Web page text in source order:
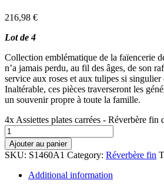
216,98 €
Lot de 4
Collection emblématique de la faïencerie
n’a jamais perdu, au fil des âges, de son
service aux roses et aux tulipes si singulier
Inaltérable, ces pièces traverseront les
un souvenir propre à toute la famille.
4x Assiettes plates carrées - Réverbère fin
Ajouter au panier
SKU: S1460A1 Category: Réverbère fin
Additional information